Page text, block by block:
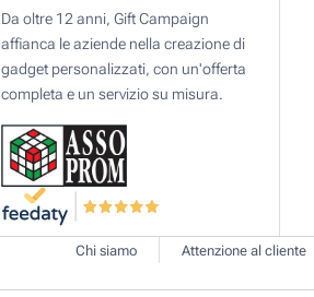
Da oltre 12 anni, Gift Campaign
affianca le aziende nella creazione di
gadget personalizzati, con un'offerta
completa e un servizio su misura.
Chi siamo Attenzione al cliente